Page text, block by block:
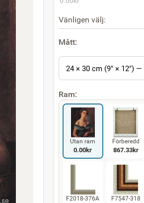
Vänligen välj:
Mått:
24 × 30 cm (9" × 12") —
Ram:
Utan ram
0.00kr
Förberedd
867.33kr
F2018-376A F7547-318